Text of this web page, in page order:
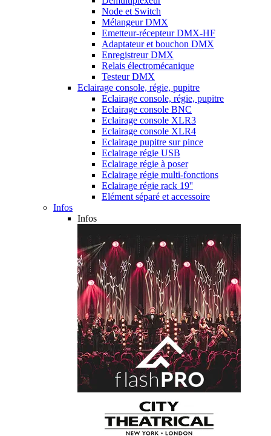
Node et Switch
Mélangeur DMX
Emetteur-récepteur DMX-HF
Adaptateur et bouchon DMX
Enregistreur DMX
Relais électromécanique
Testeur DMX
Eclairage console, régie, pupitre
Eclairage console, régie, pupitre
Eclairage console BNC
Eclairage console XLR3
Eclairage console XLR4
Eclairage pupitre sur pince
Eclairage régie USB
Eclairage régie à poser
Eclairage régie multi-fonctions
Eclairage régie rack 19''
Elément séparé et accessoire
Infos
Infos